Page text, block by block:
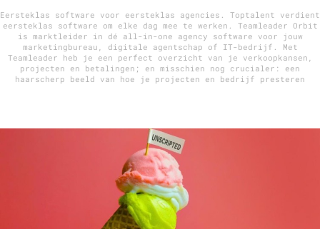
12 nov: MarketingLive!
Adverteren
Events
Opleidingen
Eersteklas software voor eersteklas agencies. Toptalent verdient
eersteklas software om elke dag mee te werken. Teamleader Orbit
is marktleider in dé all-in-one agency software voor jouw
marketingbureau, digitale agentschap of IT-bedrijf. Met
Teamleader heb je een perfect overzicht van je verkoopkansen,
projecten en betalingen; en misschien nog crucialer: een
haarscherp beeld van hoe je projecten en bedrijf presteren